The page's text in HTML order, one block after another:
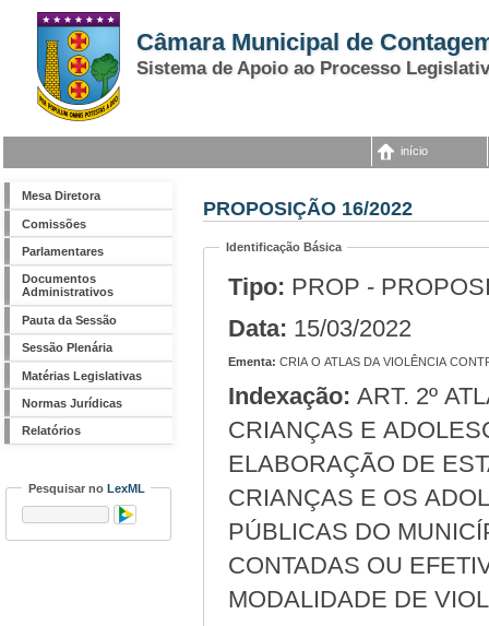
Câmara Municipal de
Sistema de Apoio ao Processo
início
Mesa Diretora
Comissões
Parlamentares
Documentos
Administrativos
Pauta da Sessão
Sessão Plenária
Matérias Legislativas
Normas Jurídicas
Relatórios
Pesquisar no LexML
PROPOSIÇÃO 16/2022
Identificação Básica
Tipo: PROP -
Data: 15/03/2022
Ementa: CRIA O ATLAS DA VIOLÊNCIA
Indexação:
CRIANÇAS E
ELABORAÇÃO DE
CRIANÇAS E OS
PÚBLICAS DO
CONTADAS OU
MODALIDADE DE